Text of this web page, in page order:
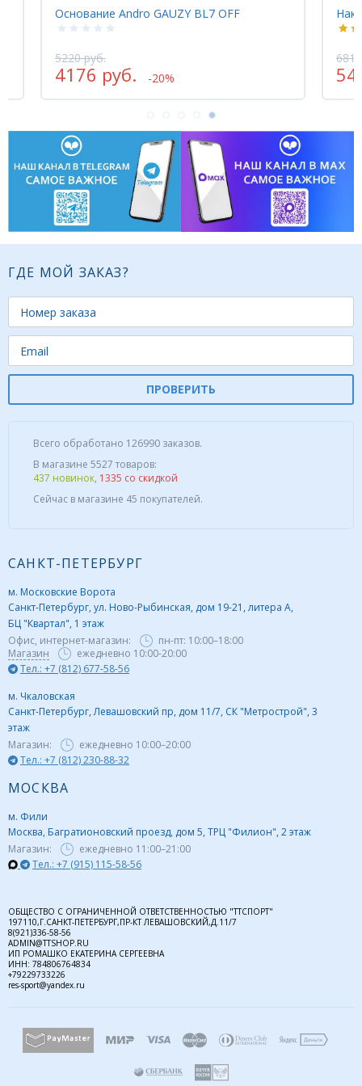
Основание Andro GAUZY BL7 OFF
5220 руб.
4176 руб. -20%
ГДЕ МОЙ ЗАКАЗ?
ПРОВЕРИТЬ
Всего обработано 126990 заказов.
В магазине 5527 товаров:
437 новинок, 1335 со скидкой
Сейчас в магазине 45 покупателей.
САНКТ-ПЕТЕРБУРГ
м. Московские Ворота
Санкт-Петербург, ул. Ново-Рыбинская, дом 19-21, литера А,
БЦ "Квартал", 1 этаж
Офис, интернет-магазин:
пн-пт: 10:00–18:00
Магазин
ежедневно 10:00-20:00
Тел.: +7 (812) 677-58-56
м. Чкаловская
Санкт-Петербург, Левашовский пр, дом 11/7, СК "Метрострой", 3
этаж
Магазин:
ежедневно 10:00–20:00
Тел.: +7 (812) 230-88-32
МОСКВА
м. Фили
Москва, Багратионовский проезд, дом 5, ТРЦ "Филион", 2 этаж
Магазин:
ежедневно 11:00–21:00
Тел.: +7 (915) 115-58-56
ОБЩЕСТВО С ОГРАНИЧЕННОЙ ОТВЕТСТВЕННОСТЬЮ "ТТСПОРТ"
197110,Г.САНКТ-ПЕТЕРБУРГ,ПР-КТ ЛЕВАШОВСКИЙ,Д.11/7
8(921)336-58-56
ADMIN@TTSHOP.RU
ИП РОМАШКО ЕКАТЕРИНА СЕРГЕЕВНА
ИНН: 784806764834
+79229733226
res-sport@yandex.ru